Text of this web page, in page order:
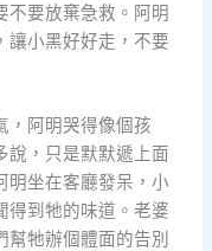
不要放棄急救。阿明
讓小黑好好走，不要
，阿明哭得像個孩
說，只是默默遞上面
明坐在客廳發呆，小
得到牠的味道。老婆
牠辦個體面的告別